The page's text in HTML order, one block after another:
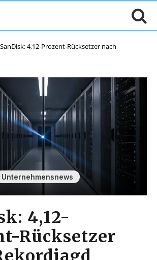
SanDisk: 4,12-Prozent-Rücksetzer nach
Unternehmensnews
4,12-
Rücksetzer